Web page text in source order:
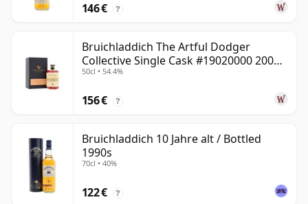
146 € ?
Bruichladdich The Artful Dodger
Collective Single Cask #19020000 2001
22 Jahre alt
50cl • 54.4%
156 € ?
Bruichladdich 10 Jahre alt / Bottled
1990s
70cl • 40%
122 € ?